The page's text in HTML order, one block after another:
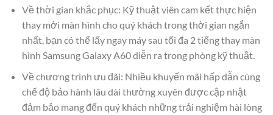
Về thời gian khắc phục: Kỹ thuật viên cam kết thực hiện
thay mới màn hình cho quý khách trong thời gian ngắn
nhất, bạn có thể lấy ngay máy sau tối đa 2 tiếng thay màn
hình Samsung Galaxy A60 diễn ra trong phòng kỹ thuật.
Về chương trình ưu đãi: Nhiều khuyến mãi hấp dẫn cùng
chế độ bảo hành lâu dài thường xuyên được cập nhật
đảm bảo mang đến quý khách những trải nghiệm hài lòng